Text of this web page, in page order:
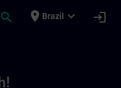
search place Brazil expand_more login